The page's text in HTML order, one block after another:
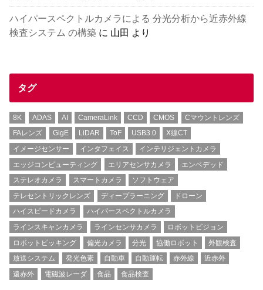
ハイパースペクトルカメラによる 分光分析から近赤外線
検査システム の構築 に 山田 より
タグ
8K ADAS AI CameraLink CCD CMOS
Cマウントレンズ
FAレンズ
GigE LiDAR ToF USB3.0
X線CT
イメージセンサー
インタフェイス
インテリジェントカメラ
エッジコンピューティング
エリアセンサカメラ
エンベデッド
ステレオカメラ
スマートカメラ
ソフトウェア
テレセントリックレンズ
ディープラーニング
ドローン
ハイスピードカメラ
ハイパースペクトルカメラ
ラインスキャンカメラ
ラインセンサカメラ
ロボットビジョン
ロボットピッキング
偏光カメラ 分光 協働ロボット
外観検査
放送システム
発光色素 自動車 自動運転 赤外線
近赤外
遠赤外
電磁波レーダ 食品 食品検査